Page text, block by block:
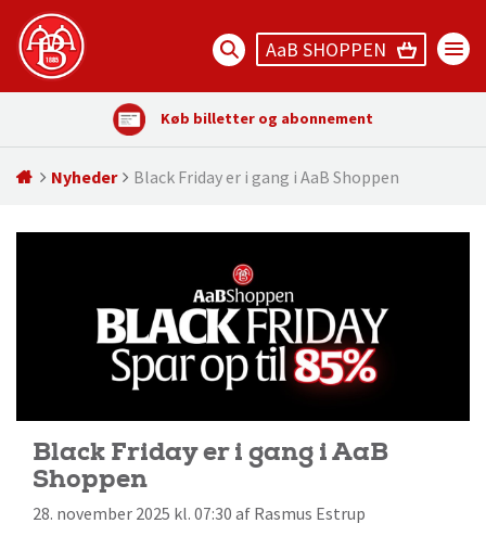
AaB SHOPPEN
Køb billetter og abonnement
Nyheder Black Friday er i gang i AaB Shoppen
Black Friday er i gang i AaB
Shoppen
28. november 2025 kl. 07:30 af Rasmus Estrup